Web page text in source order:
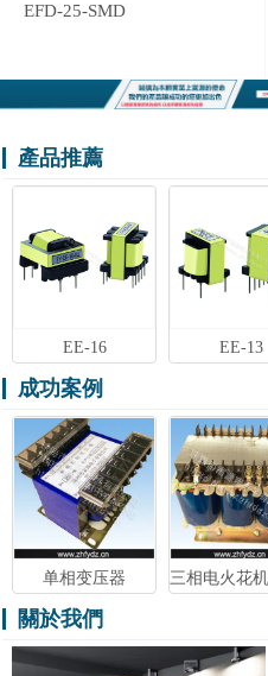
EFD-25-SMD
產品推薦
EE-16 EE-13
成功案例
单相变压器
關於我們